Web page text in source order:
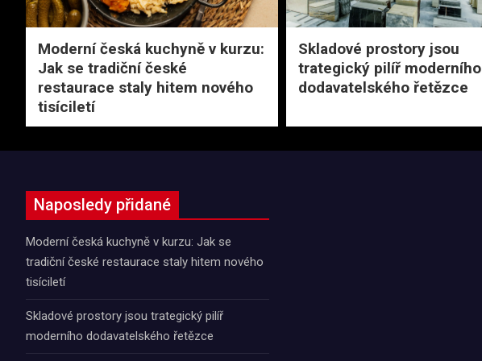
Moderní česká kuchyně v kurzu:
Jak se tradiční české
restaurace staly hitem nového
tisíciletí
Skladové prostory jsou
trategický pilíř moderního
dodavatelského řetězce
Naposledy přidané
Moderní česká kuchyně v kurzu: Jak se
tradiční české restaurace staly hitem nového
tisíciletí
Skladové prostory jsou trategický pilíř
moderního dodavatelského řetězce